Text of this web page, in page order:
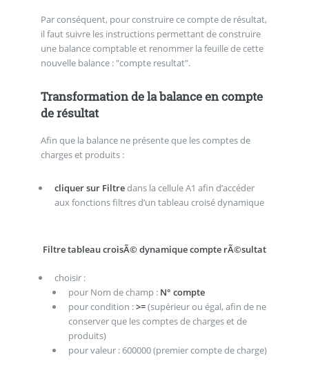
Par conséquent, pour construire ce compte de résultat,
il faut suivre les instructions permettant de construire
une balance comptable et renommer la feuille de cette
nouvelle balance : "compte resultat".
Transformation de la balance en compte
de résultat
Afin que la balance ne présente que les comptes de
charges et produits :
cliquer sur Filtredans la cellule A1 afin d’accéder
aux fonctions filtres d’un tableau croisé dynamique
Filtre tableau croisÃ© dynamique compte rÃ©sultat
choisir :
pour Nom de champ : N° compte
pour condition :>=(supérieur ou égal, afin de ne
conserver que les comptes de charges et de
produits)
pour valeur : 600000 (premier compte de charge)